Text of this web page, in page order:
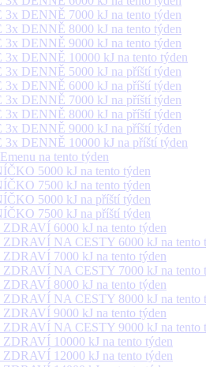
3x DENNĚ 7000 kJ na tento týden
3x DENNĚ 8000 kJ na tento týden
3x DENNĚ 9000 kJ na tento týden
3x DENNĚ 10000 kJ na tento týden
3x DENNĚ 5000 kJ na příští týden
3x DENNĚ 6000 kJ na příští týden
3x DENNĚ 7000 kJ na příští týden
3x DENNĚ 8000 kJ na příští týden
3x DENNĚ 9000 kJ na příští týden
3x DENNĚ 10000 kJ na příští týden
na tento týden
5000 kJ na tento týden
7500 kJ na tento týden
5000 kJ na příští týden
7500 kJ na příští týden
6000 kJ na tento týden
ZDRAVÍ NA CESTY 6000 kJ na tento
7000 kJ na tento týden
ZDRAVÍ NA CESTY 7000 kJ na tento
8000 kJ na tento týden
ZDRAVÍ NA CESTY 8000 kJ na tento
9000 kJ na tento týden
ZDRAVÍ NA CESTY 9000 kJ na tento
10000 kJ na tento týden
12000 kJ na tento týden